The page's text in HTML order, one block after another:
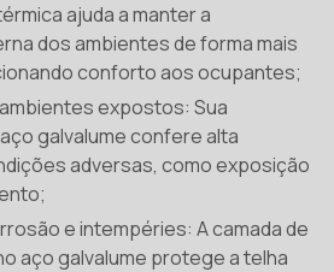
ajuda a manter a
dos ambientes de forma mais
conforto aos ocupantes;
expostos: Sua
galvalume confere alta
adversas, como exposição
e intempéries: A camada de
aço galvalume protege a telha